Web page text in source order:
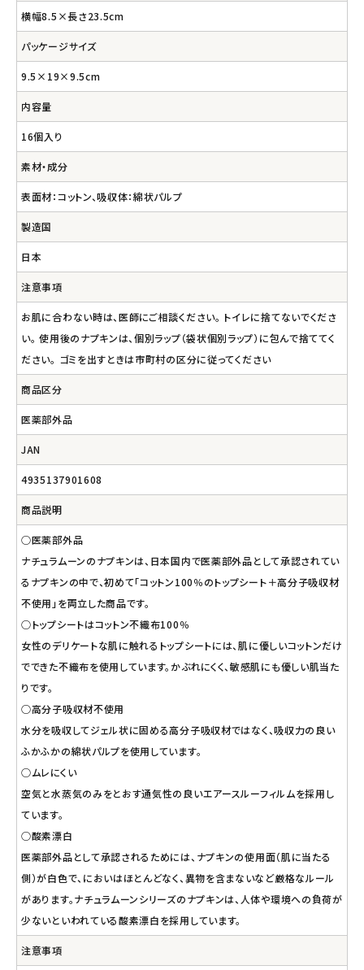
横幅8.5×長さ23.5cm
パッケージサイズ
9.5×19×9.5cm
内容量
16個入り
素材・成分
表面材：コットン、吸収体：綿状パルプ
製造国
日本
注意事項
お肌に合わない時は、医師にご相談ください。 トイレに捨てないでくださ
い。 使用後のナプキンは、個別ラップ（袋状個別ラップ）に包んで捨ててく
ださい。 ゴミを出すときは市町村の区分に従ってください
商品区分
医薬部外品
JAN
4935137901608
商品説明
○医薬部外品
ナチュラムーンのナプキンは、日本国内で医薬部外品として承認されてい
るナプキンの中で、初めて「コットン100％のトップシート＋高分子吸収材
不使用」を両立した商品です。
○トップシートはコットン不織布100％
女性のデリケートな肌に触れるトップシートには、肌に優しいコットンだけ
でできた不織布を使用しています。かぶれにくく、敏感肌にも優しい肌当た
りです。
○高分子吸収材不使用
水分を吸収してジェル状に固める高分子吸収材ではなく、吸収力の良い
ふかふかの綿状パルプを使用しています。
○ムレにくい
空気と水蒸気のみをとおす通気性の良いエアースルーフィルムを採用し
ています。
○酸素漂白
医薬部外品として承認されるためには、ナプキンの使用面（肌に当たる
側）が白色で、においはほとんどなく、異物を含まないなど厳格なルール
があります。ナチュラムーンシリーズのナプキンは、人体や環境への負荷が
少ないといわれている酸素漂白を採用しています。
注意事項